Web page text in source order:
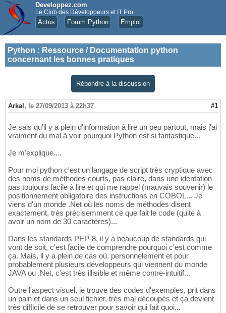
Developpez.com
Le Club des Développeurs et IT Pro
Actus Forum Python Emploi
Python : Ressource / Documentation python
concernant les bonnes pratiques
Répondre à la discussion
Arkal , le 27/09/2013 à 22h37 #1
Je sais qu'il y a plein d'information à lire un peu partout, mais j'ai
vraiment du mal à voir pourquoi Python est si fantastique...
Je m'explique....
Pour moi python c'est un langage de script très cryptique avec
des noms de méthodes courts, pas claire, dans une identation
pas toujours facile à lire et qui me rappel (mauvais souvenir) le
positionnement obligatoire des instructions en COBOL... Je
viens d'un monde .Net où les noms de méthodes disent
exactement, très précisemment ce que fait le code (quite à
avoir un nom de 30 caractères)...
Dans les standards PEP-8, il y a beaucoup de standards qui
vont de soit, c'est facile de comprendre pourquoi c'est comme
ça. Mais, il y a plein de cas où, personnelement et pour
probablement plusieurs développeurs qui viennent du monde
JAVA ou .Net, c'est très illisible et même contre-intuitif...
Outre l'aspect visuel, je trouve des codes d'exemples, prit dans
un pain et dans un seul fichier, très mal découpés et ça devient
très difficile de se retrouver pour savoir qui fait quoi...